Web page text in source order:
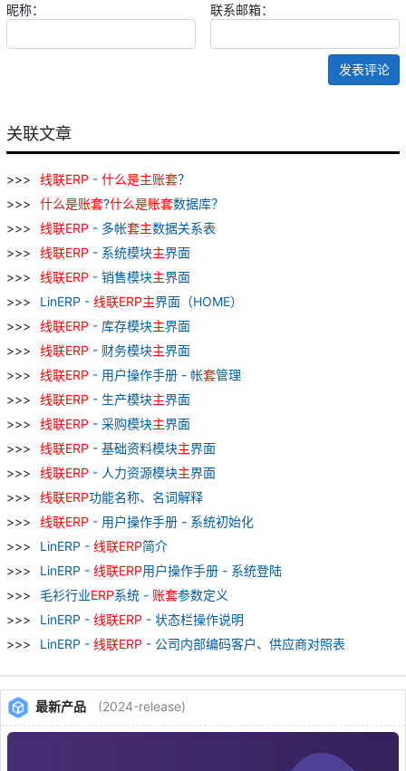
昵称： 联系邮箱：
发表评论
关联文章
线联ERP - 什么是主账套？
什么是账套?什么是账套数据库？
线联ERP - 多帐套主数据关系表
线联ERP - 系统模块主界面
线联ERP - 销售模块主界面
LinERP - 线联ERP主界面（HOME）
线联ERP - 库存模块主界面
线联ERP - 财务模块主界面
线联ERP - 用户操作手册 - 帐套管理
线联ERP - 生产模块主界面
线联ERP - 采购模块主界面
线联ERP - 基础资料模块主界面
线联ERP - 人力资源模块主界面
线联ERP功能名称、名词解释
线联ERP - 用户操作手册 - 系统初始化
LinERP - 线联ERP简介
LinERP - 线联ERP用户操作手册 - 系统登陆
毛衫行业ERP系统 - 账套参数定义
LinERP - 线联ERP - 状态栏操作说明
LinERP - 线联ERP - 公司内部编码客户、供应商对照表
最新产品 (2024-release)